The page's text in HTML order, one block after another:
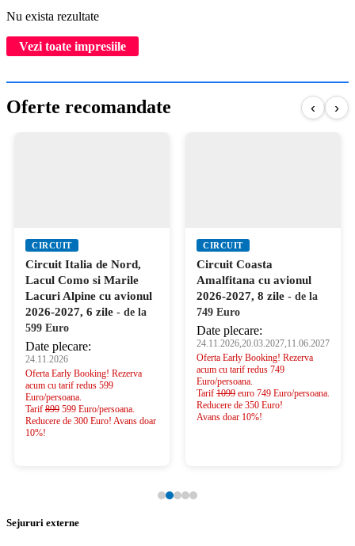
Nu exista rezultate
Vezi toate impresiile
Oferte recomandate ‹ ›
CIRCUIT
Circuit Italia de Nord,
Lacul Como si Marile
Lacuri Alpine cu avionul
2026-2027, 6 zile - de la
599 Euro
Date plecare:
24.11.2026
Oferta Early Booking! Rezerva
acum cu tarif redus 599
Euro/persoana.
Tarif 899 599 Euro/persoana.
Reducere de 300 Euro! Avans doar
10%!
CIRCUIT
Circuit Coasta
Amalfitana cu avionul
2026-2027, 8 zile - de la
749 Euro
Date plecare:
24.11.2026,20.03.2027,11.06.2027
Oferta Early Booking! Rezerva
acum cu tarif redus 749
Euro/persoana.
Tarif 1099 euro 749 Euro/persoana.
Reducere de 350 Euro!
Avans doar 10%!
Sejururi externe